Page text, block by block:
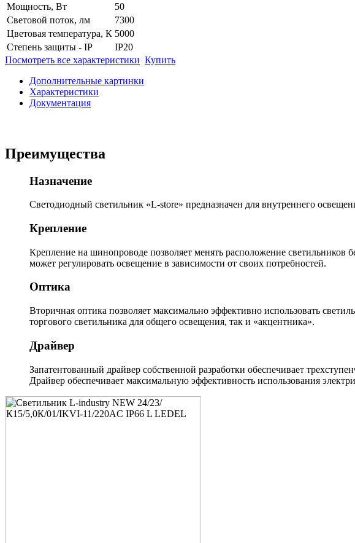
Мощность, Вт
50
Световой поток, лм
7300
Цветовая температура, К 5000
Степень защиты - IP
IP20
Посмотреть все характеристики Купить
Дополнительные картинки
Характеристики
Документация
Преимущества
Назначение
Светодиодный светильник «L-store» предназначен для внутреннего
Крепление
Крепление на шинопроводе позволяет менять расположение светильников
может регулировать освещение в зависимости от своих потребностей.
Оптика
Вторичная оптика позволяет максимально эффективно использовать
торгового светильника для общего освещения, так и «акцентника».
Драйвер
Запатентованный драйвер собственной разработки обеспечивает
Драйвер обеспечивает максимальную эффективность использования